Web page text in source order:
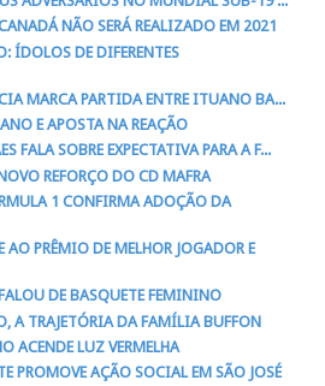
NÃO SERÁ REALIZADO EM 2021
ÍDOLOS DE DIFERENTES
MARCA PARTIDA ENTRE ITUANO BA...
E APOSTA NA REAÇÃO
FALA SOBRE EXPECTATIVA PARA A F...
REFORÇO DO CD MAFRA
1 CONFIRMA ADOÇÃO DA
AO PRÊMIO DE MELHOR JOGADOR E
DE BASQUETE FEMININO
A TRAJETÓRIA DA FAMÍLIA BUFFON
ACENDE LUZ VERMELHA
PROMOVE AÇÃO SOCIAL EM SÃO JOSÉ